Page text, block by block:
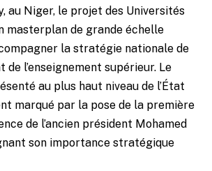
au Niger, le projet des Universités
masterplan de grande échelle
la stratégie nationale de
de l’enseignement supérieur. Le
au plus haut niveau de l’État
marqué par la pose de la première
de l’ancien président Mohamed
son importance stratégique